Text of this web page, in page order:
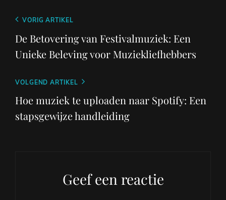
Berichtnavigatie
Vorig
bericht
VORIG ARTIKEL
De Betovering van Festivalmuziek: Een
Unieke Beleving voor Muziekliefhebbers
Volgend
bericht
VOLGEND ARTIKEL
Hoe muziek te uploaden naar Spotify: Een
stapsgewijze handleiding
Geef een reactie